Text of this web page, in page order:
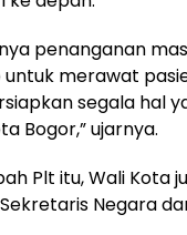
penanganan
merawat
segala hal
Bogor,” ujarnya.
Plt itu, Wali Kota
Negara